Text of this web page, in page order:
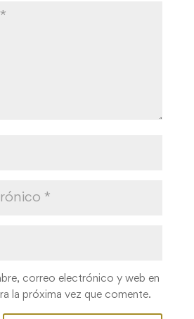
correo electrónico y web en
la próxima vez que comente.